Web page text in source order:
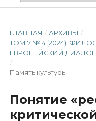
ГЛАВНАЯ / АРХИВЫ /
ТОМ 7 № 4 (2024):
ЕВРОПЕЙСКИЙ ДИАЛОГ
/
Память культуры
Понятие